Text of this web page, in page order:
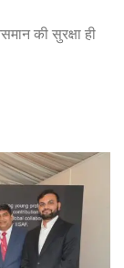
की सुरक्षा ही